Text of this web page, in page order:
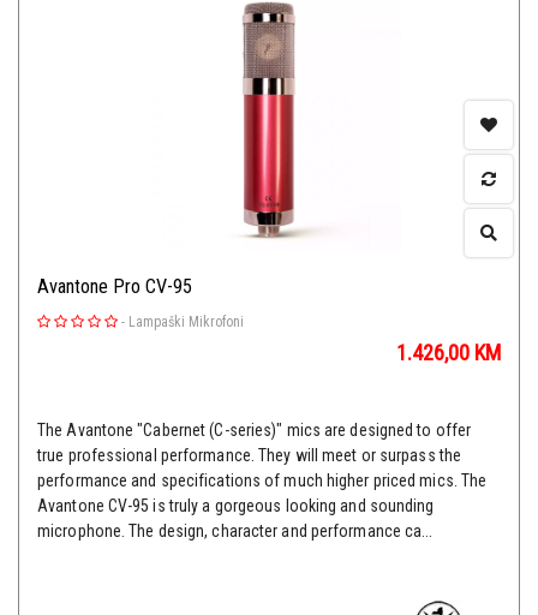
Avantone Pro CV-95
- Lampaški Mikrofoni
1.426,00 KM
The Avantone "Cabernet (C-series)" mics are designed to offer
true professional performance. They will meet or surpass the
performance and specifications of much higher priced mics. The
Avantone CV-95 is truly a gorgeous looking and sounding
microphone. The design, character and performance ca...